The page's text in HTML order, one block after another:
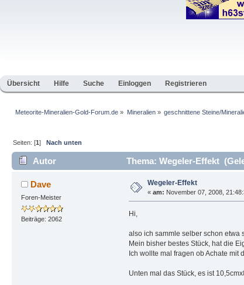
Übersicht Hilfe Suche Einloggen Registrieren
Meteorite-Mineralien-Gold-Forum.de » Mineralien» geschnittene Steine/
Seiten: [1]Nach unten
Autor Thema: Wegeler-Effekt
Dave
Foren-Meister
Beiträge: 2062
Wegeler-Effekt
« am: November 07, 2008,
Hi,
also ich sammle selber schon etwa
Mein bisher bestes Stück, hat die
Ich wollte mal fragen ob Achate mit
Unten mal das Stück, es ist